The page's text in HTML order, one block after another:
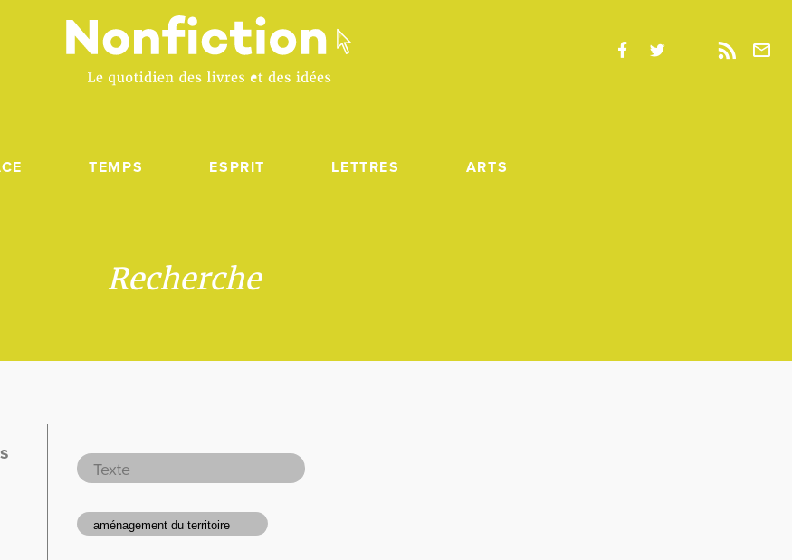
TEMPS ESPRIT LETTRES ARTS
Recherche